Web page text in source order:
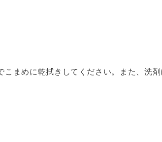
まめに乾拭きしてください。また、洗剤